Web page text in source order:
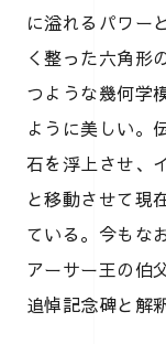
に溢れるパワー
く整った六角形
つような幾何学
ように美しい。
石を浮上させ、
と移動させて現
ている。今もな
アーサー王の伯
追悼記念碑と解